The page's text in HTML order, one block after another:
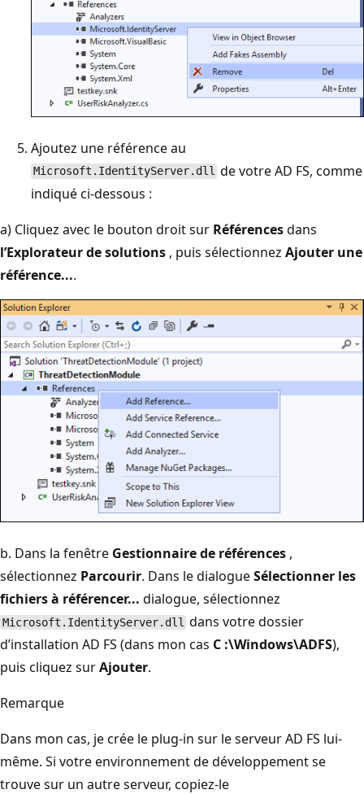
Ajoutez une référence au
Microsoft.IdentityServer.dll de votre AD FS, comme
indiqué ci-dessous :
a) Cliquez avec le bouton droit sur Référencesdans
l’Explorateur de solutions , puis sélectionnez Ajouter une
référence....
b. Dans la fenêtre Gestionnaire de références ,
sélectionnez Parcourir. Dans le dialogueSélectionner les
fichiers à référencer... dialogue, sélectionnez
Microsoft.IdentityServer.dll dans votre dossier
d’installation AD FS (dans mon cas C :\Windows\ADFS),
puis cliquez surAjouter.
Remarque
Dans mon cas, je crée le plug-in sur le serveur AD FS lui-
même. Si votre environnement de développement se
trouve sur un autre serveur, copiez-le